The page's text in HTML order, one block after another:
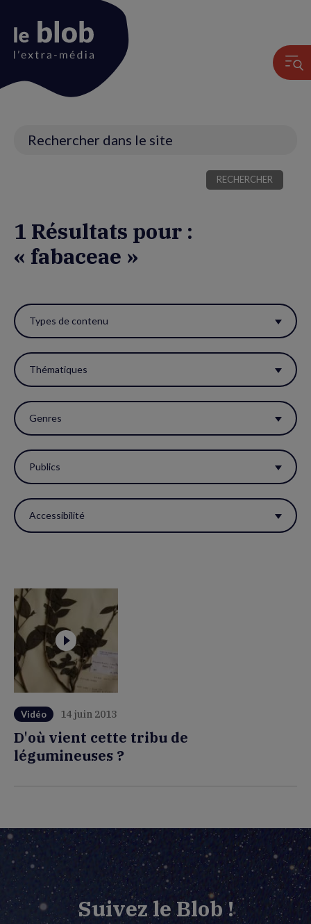
1 Résultats pour :
« fabaceae »
ces
filtres
pour
réactualiser
la
page.
Types de contenu
Thématiques
Genres
Publics
Accessibilité
Vidéo 14 juin 2013
D'où vient cette tribu de
légumineuses ?
Suivez le Blob !